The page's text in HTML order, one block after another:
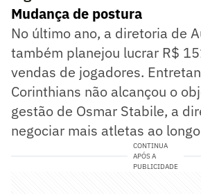
Mudança de postura
No último ano, a diretoria de
também planejou lucrar R$
vendas de jogadores.
Corinthians não alcançou o
gestão de Osmar Stabile, a
negociar mais atletas ao
CONTINUA
APÓS A
PUBLICIDADE